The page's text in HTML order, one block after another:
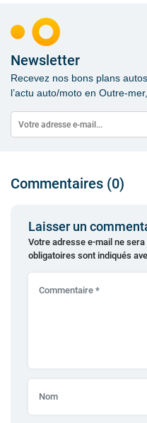
Newsletter
Recevez nos bons plans
l’actu auto/moto en Outre-
Commentaires (0)
Laisser un
Votre adresse e-mail ne sera
obligatoires sont indiqués